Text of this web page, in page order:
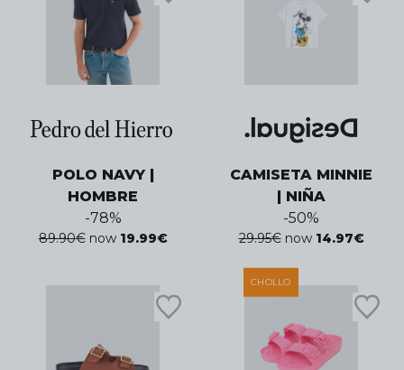
POLO NAVY |
HOMBRE
-78%
89.90€ now 19.99€
CAMISETA MINNIE
| NIÑA
-50%
29.95€ now 14.97€
CHOLLO